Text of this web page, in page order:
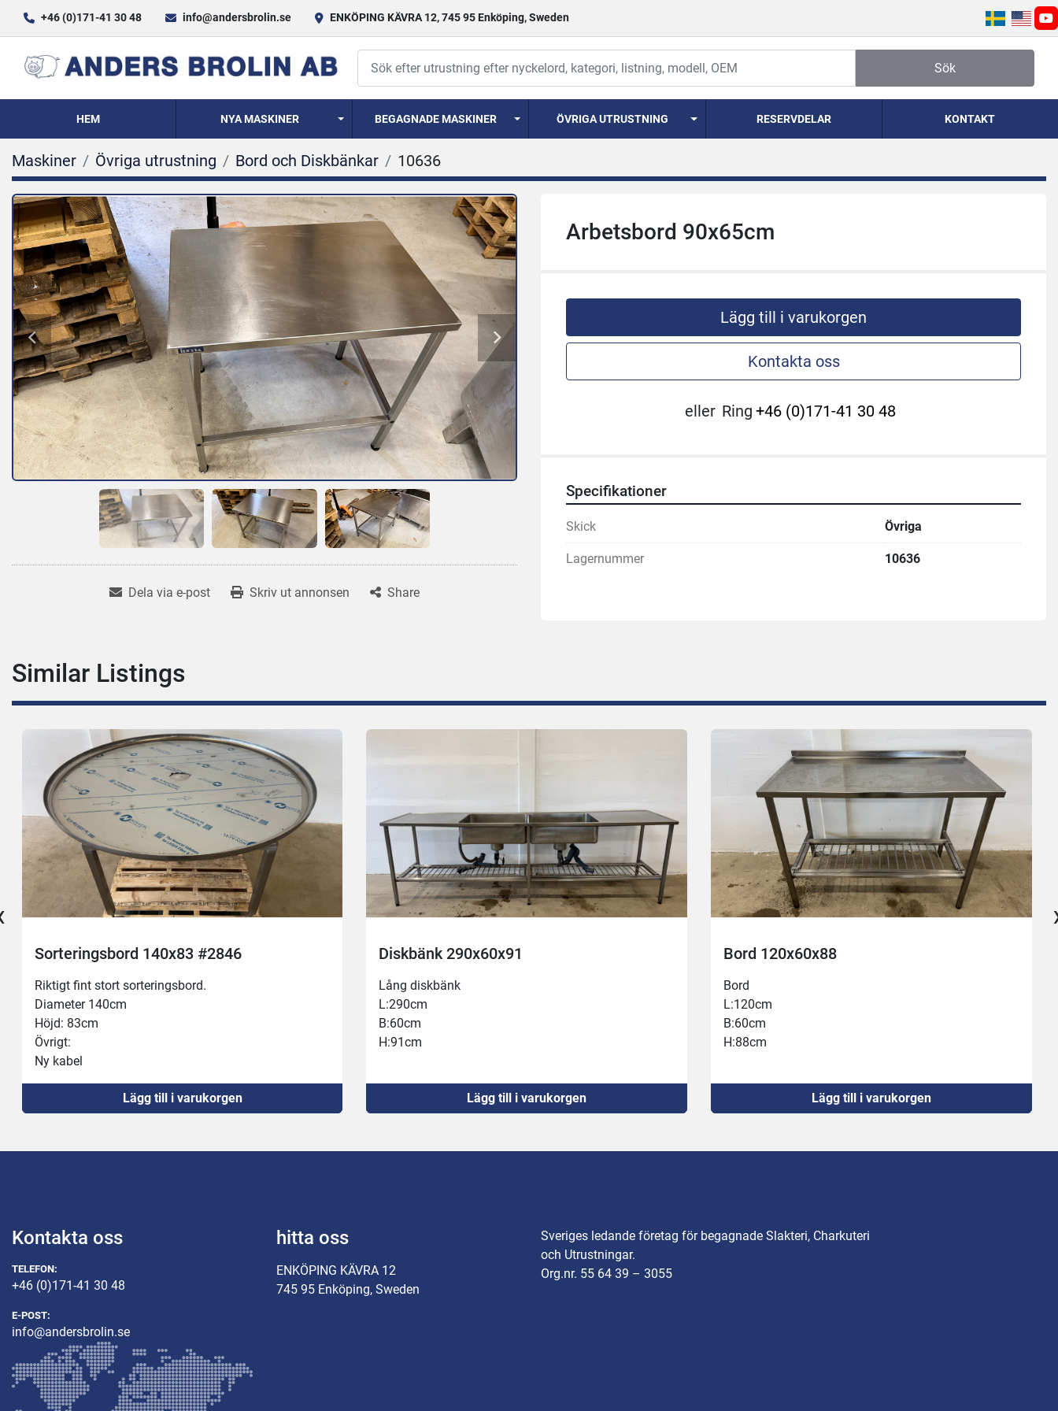
+46 (0)171-41 30 48 info@andersbrolin.se ENKÖPING KÄVRA 12, 745 95 Enköping, Sweden
Sök
HEM NYA MASKINER BEGAGNADE MASKINER ÖVRIGA UTRUSTNING RESERVDELAR KONTAKT
Maskiner Övriga utrustning Bord och Diskbänkar 10636
Dela via e-post Skriv ut annonsen Share
Arbetsbord 90x65cm
Lägg till i varukorgen
Kontakta oss
eller Ring +46 (0)171-41 30 48
Specifikationer
Skick Övriga
Lagernummer 10636
Similar Listings
Sorteringsbord 140x83 #2846
Riktigt fint stort sorteringsbord.
Diameter 140cm
Höjd: 83cm
Övrigt:
Ny kabel
Ny 16A kontakt
Lägg till i varukorgen
Diskbänk 290x60x91
Lång diskbänk
L:290cm
B:60cm
H:91cm
Lägg till i varukorgen
Bord 120x60x88
Bord
L:120cm
B:60cm
H:88cm
Lägg till i varukorgen
Kontakta oss
TELEFON:
+46 (0)171-41 30 48
E-POST:
info@andersbrolin.se
hitta oss
ENKÖPING KÄVRA 12
745 95 Enköping, Sweden
Sveriges ledande företag för begagnade Slakteri, Charkuteri
och Utrustningar.
Org.nr. 55 64 39 – 3055